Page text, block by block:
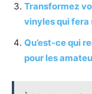
Transformez
vinyles qui fera
Qu’est-ce qui
pour les